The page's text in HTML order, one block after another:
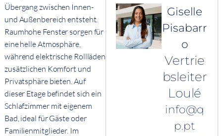
Übergang zwischen Innen-
und Außenbereich entsteht.
Raumhohe Fenster sorgen für
eine helle Atmosphäre,
während elektrische Rollläden
zusätzlichen Komfort und
Privatsphäre bieten. Auf
dieser Etage befindet sich ein
Schlafzimmer mit eigenem
Bad, ideal für Gäste oder
Familienmitglieder. Im
Giselle
Pisabarr
o
Vertrie
bsleiter
Loulé
info@q
p.pt